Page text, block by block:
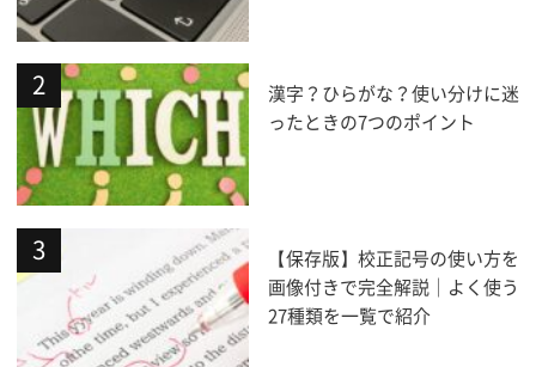
漢字？ひらがな？使い分けに迷
ったときの7つのポイント
【保存版】校正記号の使い方を
画像付きで完全解説｜よく使う
27種類を一覧で紹介